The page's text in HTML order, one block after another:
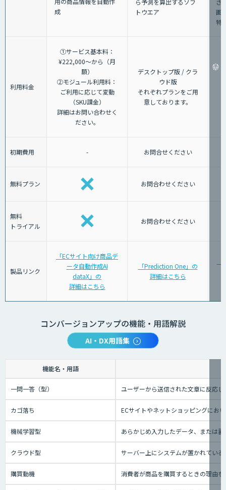
成
トウエア
画
特
利用料金
①サービス基本料：
¥222,000～から（月
額）
②モジュール利用料：
ご利用に応じて変動
（SKU課金）
詳細はお問い合わせく
ださい。
デスクトップ版 / クラ
ウド版
それぞれプランをご用
意しております。
初期費用 - お問合せください
無料プラン お問合わせください
無料
トライアル
お問合わせください
製品リンク
「ECサイト向け商品デ
ータ自動作成AI
dataX」の
詳細はこちら
「Prediction One」の
詳細はこちら
コンバージョンアップの機能・用語解説
AI・DX用語集
機能名・用語
一問一答（型） ユーザーから送信された文章に反応
カゴ落ち ECサイトやネットショッピングにお
機械学習型 あらかじめ入力したデータ、または
クラウド型 サーバー上にシステムが置かれてい
購買動機 消費者が商品を購買するときの理由